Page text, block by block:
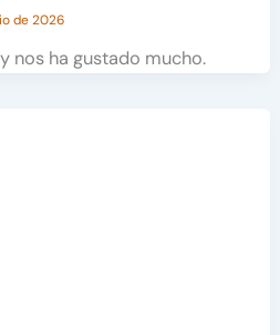
de 2026
nos ha gustado mucho.